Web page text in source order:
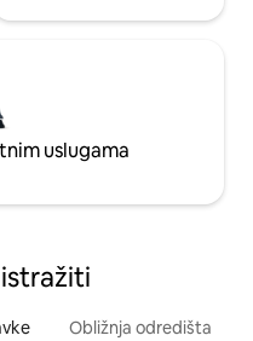
uslugama
Obližnja odredišta